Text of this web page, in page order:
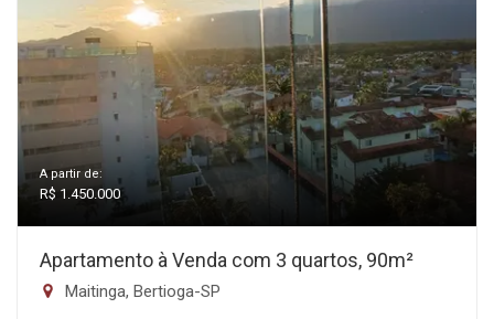
A partir de:
R$ 1.450.000
Apartamento à Venda com 3 quartos, 90m²
Maitinga, Bertioga-SP